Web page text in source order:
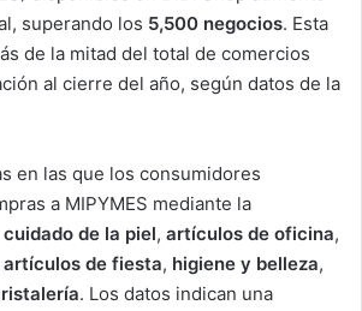
superando los 5,500 negocios. Esta
de la mitad del total de comercios
al cierre del año, según datos de la
en las que los consumidores
a MIPYMES mediante la
cuidado de la piel, artículos de oficina,
artículos de fiesta, higiene y belleza,
. Los datos indican una